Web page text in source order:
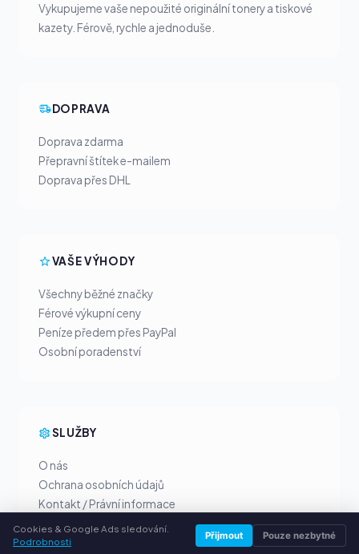
Vykupujeme vaše nepoužité originální tonery a tiskové
kazety. Férově, rychle a jednoduše.
DOPRAVA
Doprava zdarma
Přepravní štítek e-mailem
Doprava přes DHL
VAŠE VÝHODY
Všechny běžné značky
Férové výkupní ceny
Peníze předem přes PayPal
Osobní poradenství
SLUŽBY
O nás
Ochrana osobních údajů
Kontakt / Právní informace
Časté dotazy (FAQ)
Poradna
Cookies & Google Ads sledování.
Podrobnosti
Přijmout Pouze nezbytné